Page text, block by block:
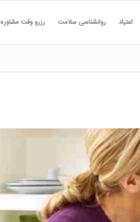
اعتیاد روانشناسی سلامت رزرو وقت مشاوره